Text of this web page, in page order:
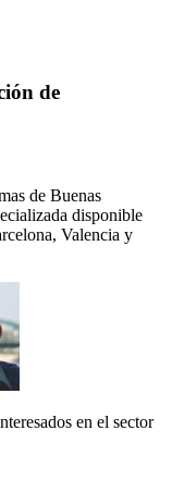
de
de Buenas
disponible
Valencia y
en el sector